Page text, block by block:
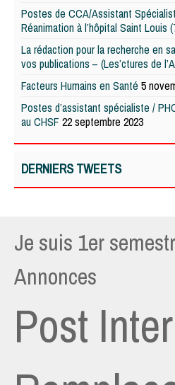
Postes de CCA/Assistant
Réanimation à l’hôpital Saint Louis
La rédaction pour la recherche en
vos publications – (Les’ctures de
Facteurs Humains en Santé 5
Postes d’assistant spécialiste /
au CHSF 22 septembre 2023
DERNIERS TWEETS
Je suis 1er
Annonces
Post